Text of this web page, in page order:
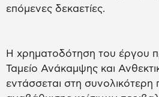
επόμενες δεκαετίες.
Η χρηματοδότηση του έργου
Ταμείο Ανάκαμψης και
εντάσσεται στη συνολικότερη